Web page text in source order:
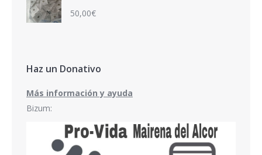
50,00€
Haz un Donativo
Más información y ayuda
Bizum: